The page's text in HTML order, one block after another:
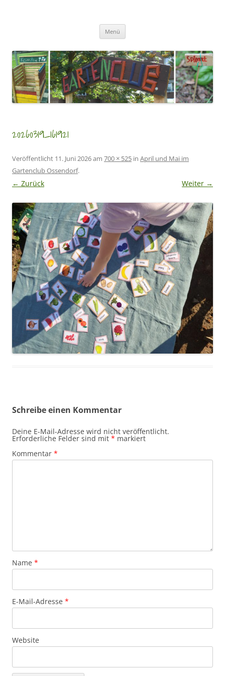
Menü
20260319_161921
Veröffentlicht 11. Juni 2026am 700 × 525 in April und Mai im
Gartenclub Ossendorf.
← Zurück Weiter →
Schreibe einen Kommentar
Deine E-Mail-Adresse wird nicht veröffentlicht.
Erforderliche Felder sind mit * markiert
Kommentar *
Name *
E-Mail-Adresse *
Website